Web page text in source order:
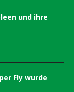
und ihre
Fly wurde